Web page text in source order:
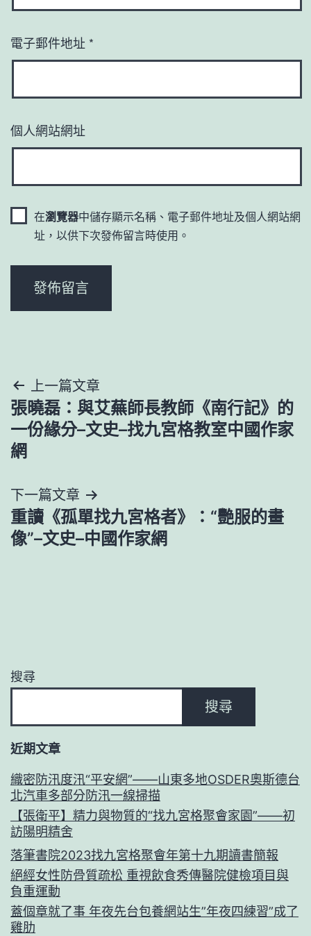
電子郵件地址 *
個人網站網址
在瀏覽器中儲存顯示名稱、電子郵件地址及個人網站網
址，以供下次發佈留言時使用。
文
章
導
覽
上一篇文章
張曉磊：與艾蕪師長教師《南行記》的
一份緣分–文史–找九宮格教室中國作家
網
下一篇文章
重讀《孤單找九宮格者》：“艷服的畫
像”–文史–中國作家網
搜尋
搜尋
近期文章
織密防汛度汛“平安網”——山東多地OSDER奧斯德台
北汽車多部分防汛一線掃描
【張衛平】精力與物質的“找九宮格聚會家園”——初
訪陽明精舍
落筆書院2023找九宮格聚會年第十九期讀書簡報
絕經女性防骨質疏松 重視飲食秀傳醫院健檢項目與
負重運動
蓋個章就了事 年夜先台包養網站生”年夜四練習”成了
雞肋